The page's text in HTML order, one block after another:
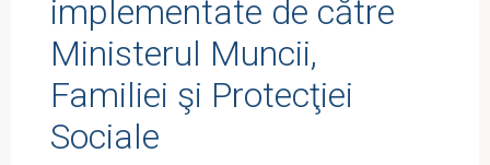
implementate de către
Ministerul Muncii,
Familiei şi Protecţiei
Sociale